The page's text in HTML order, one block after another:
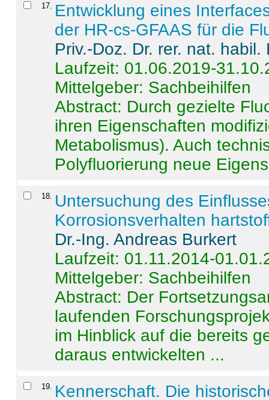
17
Entwicklung eines
der HR-cs-GFAAS für die
Priv.-Doz. Dr. rer. nat.
Laufzeit: 01.06.2019-
Mittelgeber: Sachbeihilfen
Abstract: Durch gezielte
ihren Eigenschaften
Metabolismus). Auch
Polyfluorierung neue
18
Untersuchung des
Korrosionsverhalten
Dr.-Ing. Andreas Burkert
Laufzeit: 01.11.2014-
Mittelgeber: Sachbeihilfen
Abstract: Der
laufenden
im Hinblick auf die bereits
daraus entwickelten ...
19
Kennerschaft. Die